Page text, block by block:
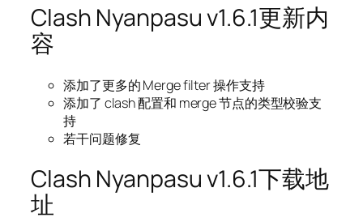
Clash Nyanpasu v1.6.1更新内
容
添加了更多的 Merge filter 操作支持
添加了 clash 配置和 merge 节点的类型校验支
持
若干问题修复
Clash Nyanpasu v1.6.1下载地
址